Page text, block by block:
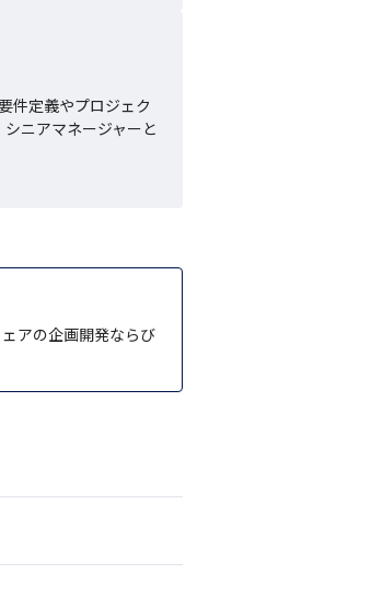
件定義やプロジェク
ニアマネージャーと
アの企画開発ならび